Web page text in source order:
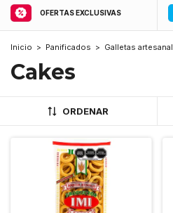
OFERTAS EXCLUSIVAS
Inicio > Panificados > Galletas
Cakes
ORDENAR